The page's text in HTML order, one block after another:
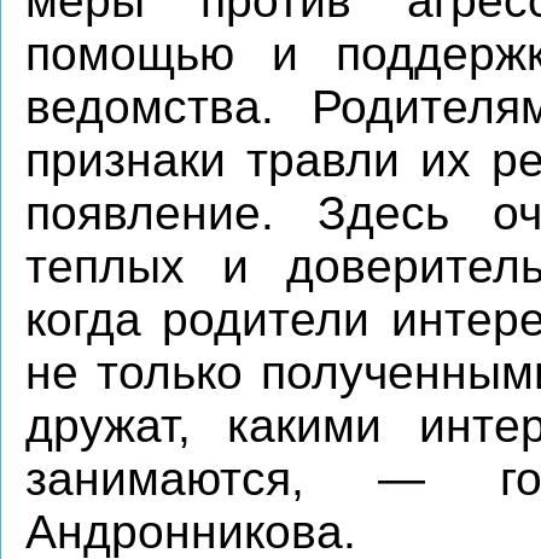
помощью и
ведомства.
признаки травли их
появление. Здесь
теплых и
когда родители
не только
дружат, какими
занимаются, —
Андронникова.